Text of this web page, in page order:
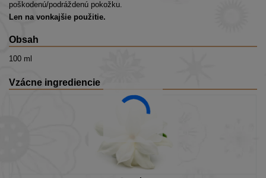
poškodenú/podráždenú pokožku.
Len na vonkajšie použitie.
Obsah
100 ml
Vzácne ingrediencie